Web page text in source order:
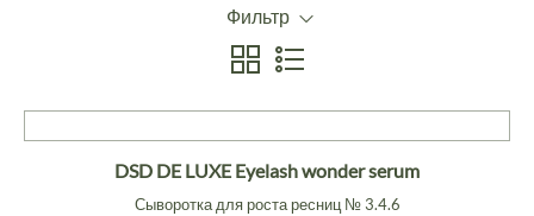
Фильтр
DSD DE LUXE Eyelash wonder serum
Сыворотка для роста ресниц № 3.4.6